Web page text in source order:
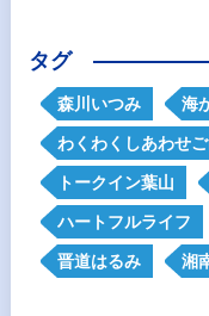
タグ
森川いつみ 海
わくわくしあわせ
トークイン葉山
ハートフルライフ
晋道はるみ 湘